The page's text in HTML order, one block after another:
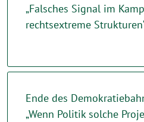
„Falsches Signal im
rechtsextreme
Ende des
„Wenn Politik solche